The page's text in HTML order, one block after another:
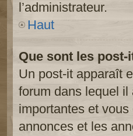
l’administrateur.
Haut
Que sont les post-
Un post-it apparaît
forum dans lequel
importantes et
annonces et les